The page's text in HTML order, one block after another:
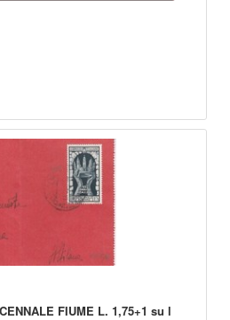
FIUME L. 1,75+1 su l